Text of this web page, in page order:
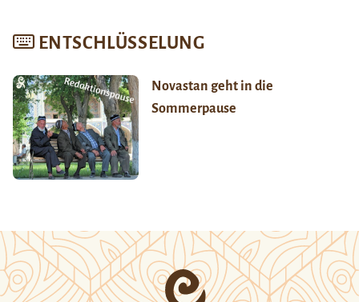
ENTSCHLÜSSELUNG
Novastan geht in die
Sommerpause